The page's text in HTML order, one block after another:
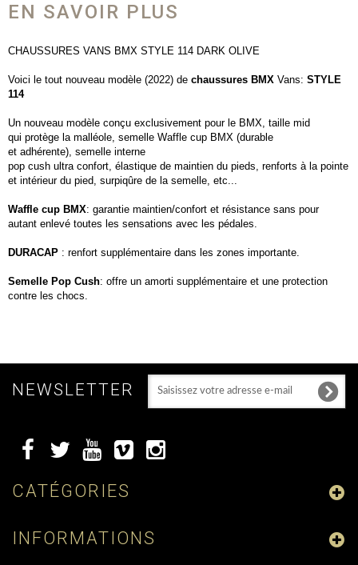
EN SAVOIR PLUS
CHAUSSURES VANS BMX STYLE 114 DARK OLIVE
Voici le tout nouveau modèle (2022) de chaussures BMX Vans: STYLE
114
Un nouveau modèle conçu exclusivement pour le BMX, taille mid
qui protège la malléole, semelle Waffle cup BMX (durable
et adhérente), semelle interne
pop cush ultra confort, élastique de maintien du pieds, renforts à la pointe
et intérieur du pied, surpiqûre de la semelle, etc...
Waffle cup BMX: garantie maintien/confort et résistance sans pour
autant enlevé toutes les sensations avec les pédales.
DURACAP : renfort supplémentaire dans les zones importante.
Semelle Pop Cush: offre un amorti supplémentaire et une protection
contre les chocs.
NEWSLETTER
CATÉGORIES
INFORMATIONS